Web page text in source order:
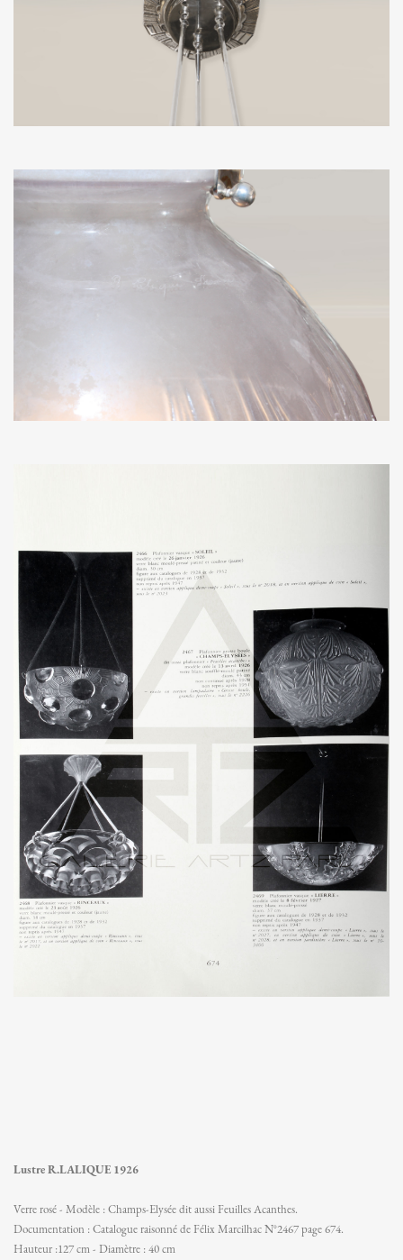
Lustre R.LALIQUE 1926
Verre rosé - Modèle : Champs-Elysée dit aussi Feuilles Acanthes.
Documentation : Catalogue raisonné de Félix Marcilhac N°2467 page 674.
Hauteur :127 cm - Diamètre : 40 cm